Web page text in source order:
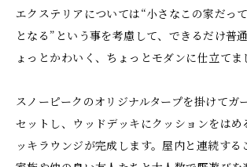
エクステリアについては“小さなこの家だっ
となる”という事を考慮して、できるだけ普
ょっとかわいく、ちょっとモダンに仕立てま
スノーピークのオリジナルタープを掛けてガ
セットし、ウッドデッキにクッションをはめ
ッキラウンジが完成します。屋内と連続する